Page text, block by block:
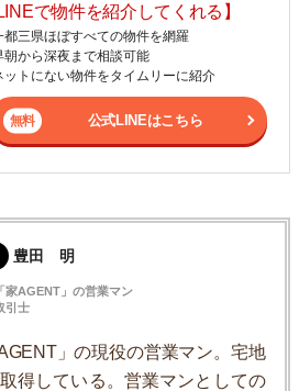
LINEで物件を紹介してくれる】
都三県ほぼすべての物件を網羅
朝から深夜まで相談可能
ットにない物件をタイムリーに紹介
公式LINEはこちら
豊田 明
家AGENT」の営業マン
引士
」の現役の営業マン。宅地
得している。営業マンとしての